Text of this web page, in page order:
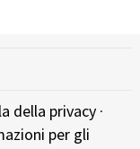
della privacy·
per gli